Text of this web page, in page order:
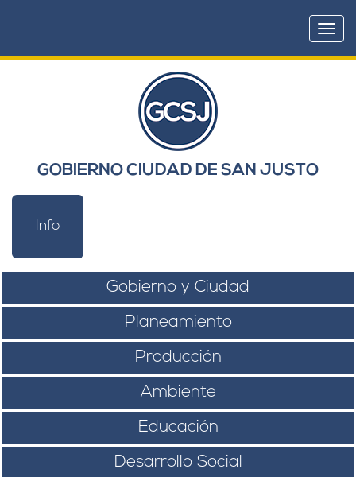
GOBIERNO CIUDAD DE SAN JUSTO
Info
Gobierno y Ciudad
Planeamiento
Producción
Ambiente
Educación
Desarrollo Social